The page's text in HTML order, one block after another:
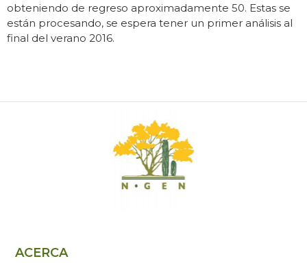
obteniendo de regreso aproximadamente 50. Estas se
están procesando, se espera tener un primer análisis al
final del verano 2016.
ACERCA